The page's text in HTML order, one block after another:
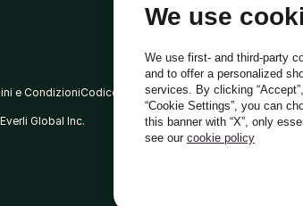
e CondizioniCodice Etico
Global Inc.
We use
We use first- and third-party
and to offer a personalized
services. By clicking
“Cookie Settings”, you can
this banner with “X”, only
see our cookie policy